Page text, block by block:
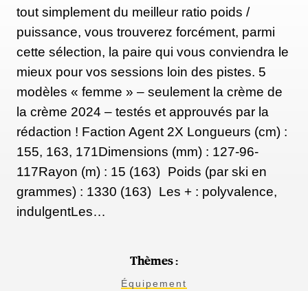
tout simplement du meilleur ratio poids /
puissance, vous trouverez forcément, parmi
cette sélection, la paire qui vous conviendra le
mieux pour vos sessions loin des pistes. 5
modèles « femme » – seulement la crème de
la crème 2024 – testés et approuvés par la
rédaction ! Faction Agent 2X Longueurs (cm) :
155, 163, 171Dimensions (mm) : 127-96-
117Rayon (m) : 15 (163) Poids (par ski en
grammes) : 1330 (163) Les + : polyvalence,
indulgentLes…
Thèmes :
Équipement